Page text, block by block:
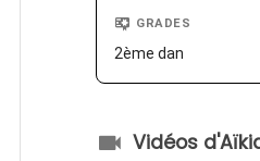
GRADES
2ème dan
Vidéos